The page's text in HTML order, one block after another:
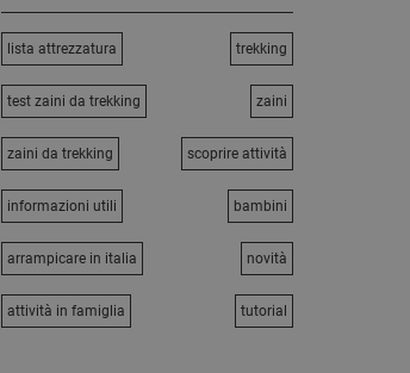
lista attrezzatura trekking
test zaini da trekking zaini
zaini da trekking scoprire attività
informazioni utili bambini
arrampicare in italia novità
attività in famiglia tutorial